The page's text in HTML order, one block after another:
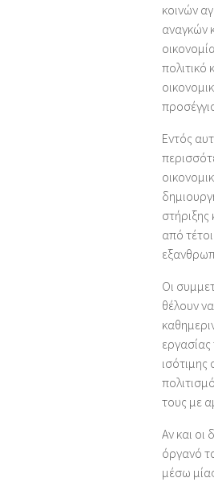
κοινών
αναγκών
πολιτικό
Εντός
στήριξης
από
Οι
θέλουν
τους με
Αν και
όργανό
μέσω